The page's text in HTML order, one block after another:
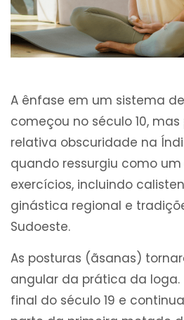
A ênfase em um sistema
começou no século 10,
relativa obscuridade na
quando ressurgiu como
exercícios, incluindo
ginástica regional e
Sudoeste.
As posturas (ãsanas)
angular da prática da
final do século 19 e